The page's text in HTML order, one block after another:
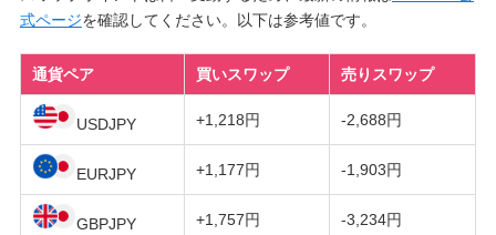
式ページを確認してください。以下は参考値です。
通貨ペア 買いスワップ 売りスワップ
USDJPY +1,218円 -2,688円
EURJPY +1,177円 -1,903円
GBPJPY +1,757円 -3,234円